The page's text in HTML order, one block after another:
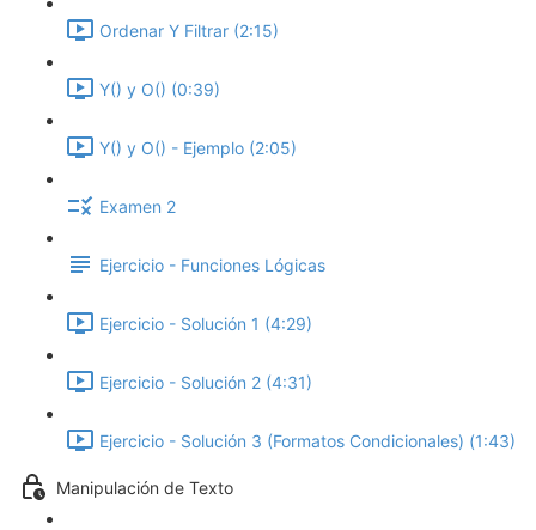
Ordenar Y Filtrar (2:15)
Y() y O() (0:39)
Y() y O() - Ejemplo (2:05)
Examen 2
Ejercicio - Funciones Lógicas
Ejercicio - Solución 1 (4:29)
Ejercicio - Solución 2 (4:31)
Ejercicio - Solución 3 (Formatos Condicionales) (1:43)
Manipulación de Texto